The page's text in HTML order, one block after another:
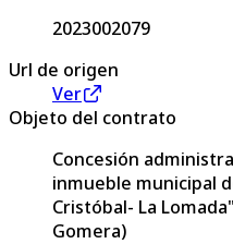
2023002079
Url de origen
Ver
Objeto del contrato
Concesión
inmueble municipal
Cristóbal- La
Gomera)